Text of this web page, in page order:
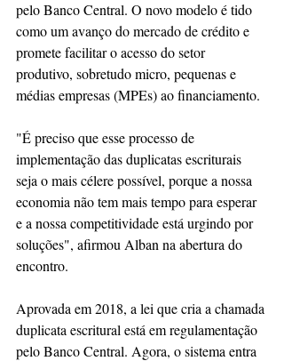
pelo Banco Central. O novo modelo é tido
como um avanço do mercado de crédito e
promete facilitar o acesso do setor
produtivo, sobretudo micro, pequenas e
médias empresas (MPEs) ao financiamento.
"É preciso que esse processo de
implementação das duplicatas escriturais
seja o mais célere possível, porque a nossa
economia não tem mais tempo para esperar
e a nossa competitividade está urgindo por
soluções", afirmou Alban na abertura do
encontro.
Aprovada em 2018, a lei que cria a chamada
duplicata escritural está em regulamentação
pelo Banco Central. Agora, o sistema entra